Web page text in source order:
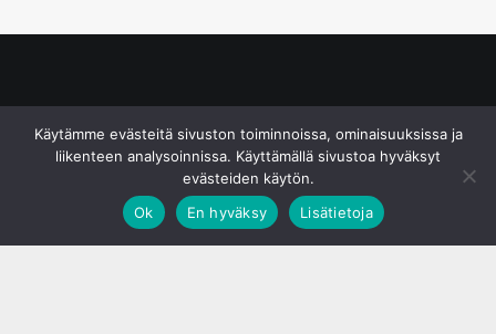
Käytämme evästeitä sivuston toiminnoissa, ominaisuuksissa ja
liikenteen analysoinnissa. Käyttämällä sivustoa hyväksyt
evästeiden käytön.
Ok
En hyväksy Lisätietoja